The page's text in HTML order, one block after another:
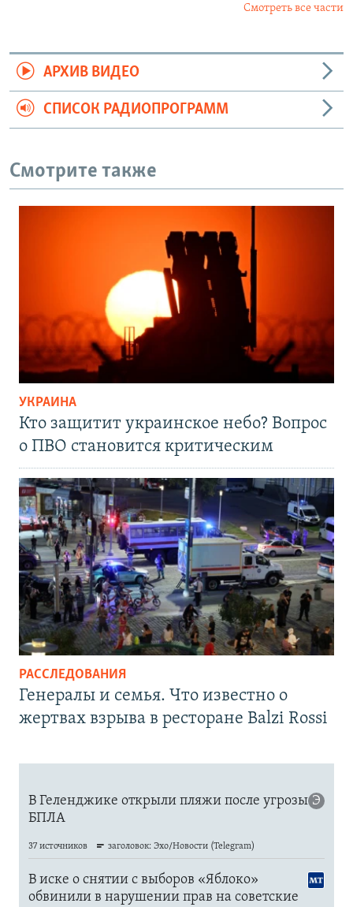
Смотреть все части
АРХИВ ВИДЕО
СПИСОК РАДИОПРОГРАММ
Смотрите также
УКРАИНА
Кто защитит украинское небо? Вопрос
о ПВО становится критическим
РАССЛЕДОВАНИЯ
Генералы и семья. Что известно о
жертвах взрыва в ресторане Balzi Rossi